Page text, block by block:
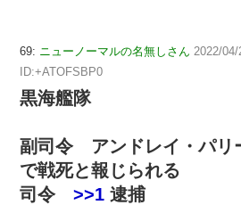
69: ニューノーマルの名無しさん 2022/
ID:+ATOFSBP0
黒海艦隊
副司令 アンドレイ・パリ
で戦死と報じられる
司令 >>1 逮捕